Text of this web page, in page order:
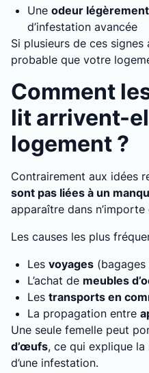
Une odeur
d’infestation avancée
Si plusieurs de ces
probable que votre
Comment
lit arrivent-
logement ?
Contrairement aux idées
sont pas liées à un
apparaître dans
Les causes les plus
Les voyages
L’achat de meubles
Les transports en
La propagation entre
Une seule femelle peut
d’œufs, ce qui explique
d’une infestation.